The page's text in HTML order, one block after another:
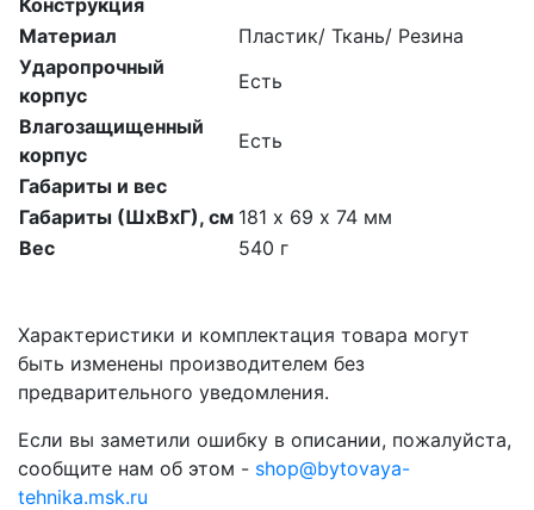
Материал
Пластик/ Ткань/ Резина
Ударопрочный
корпус
Есть
Влагозащищенный
корпус
Есть
Габариты и вес
Габариты (ШхВхГ), см 181 х 69 х 74 мм
Вес
540 г
Характеристики и комплектация товара могут
быть изменены производителем без
предварительного уведомления.
Если вы заметили ошибку в описании, пожалуйста,
сообщите нам об этом - shop@bytovaya-
tehnika.msk.ru